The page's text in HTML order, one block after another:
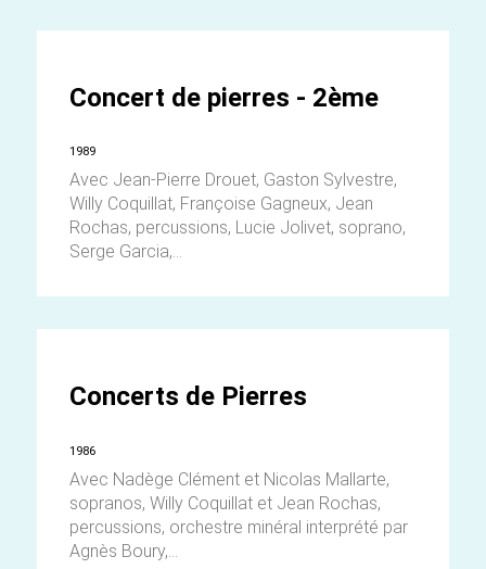
Concert de pierres - 2ème
1989
Avec Jean-Pierre Drouet, Gaston Sylvestre,
Willy Coquillat, Françoise Gagneux, Jean
Rochas, percussions, Lucie Jolivet, soprano,
Serge Garcia,...
Concerts de Pierres
1986
Avec Nadège Clément et Nicolas Mallarte,
sopranos, Willy Coquillat et Jean Rochas,
percussions, orchestre minéral interprété par
Agnès Boury,...